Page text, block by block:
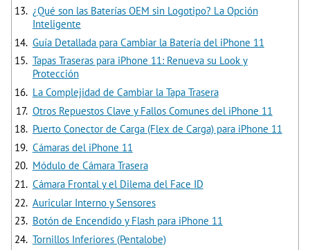
¿Qué son las Baterías OEM sin Logotipo? La Opción
Inteligente
Guía Detallada para Cambiar la Batería del iPhone 11
Tapas Traseras para iPhone 11: Renueva su Look y
Protección
La Complejidad de Cambiar la Tapa Trasera
Otros Repuestos Clave y Fallos Comunes del iPhone 11
Puerto Conector de Carga (Flex de Carga) para iPhone 11
Cámaras del iPhone 11
Módulo de Cámara Trasera
Cámara Frontal y el Dilema del Face ID
Auricular Interno y Sensores
Botón de Encendido y Flash para iPhone 11
Tornillos Inferiores (Pentalobe)